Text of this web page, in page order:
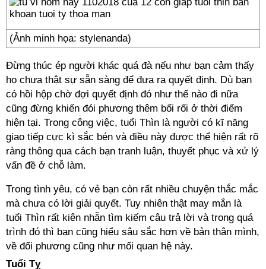
(Ảnh minh họa: stylenanda)
Đừng thúc ép người khác quá đà nếu như bạn cảm thấy
họ chưa thật sự sẵn sàng để đưa ra quyết định. Dù bạn
có hồi hộp chờ đợi quyết định đó như thế nào đi nữa
cũng đừng khiến đói phương thêm bối rối ở thời điểm
hiện tại. Trong công việc, tuổi Thìn là người có kĩ năng
giao tiếp cực kì sắc bén và điều này được thể hiện rất rõ
ràng thông qua cách bạn tranh luận, thuyết phục và xử lý
vấn đề ở chỗ làm.
Trong tình yêu, có vẻ bạn còn rất nhiều chuyện thắc mắc
mà chưa có lời giải quyết. Tuy nhiên thật may mắn là
tuổi Thìn rất kiên nhẫn tìm kiếm câu trả lời và trong quá
trình đó thì bạn cũng hiểu sâu sắc hơn về bản thân mình,
về đối phương cũng như mối quan hệ này.
Tuổi Tỵ